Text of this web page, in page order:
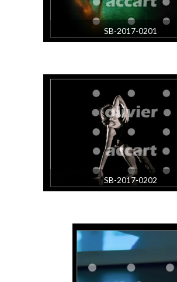
SB-2017-0201
SB-2017-0202